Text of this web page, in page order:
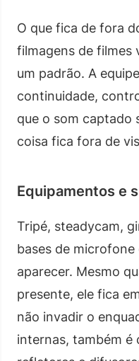
O que fica de fora
filmagens de filmes
um padrão. A
continuidade,
que o som captado
coisa fica fora de
Equipamentos e
Tripé, steadycam,
bases de
aparecer. Mesmo
presente, ele fica
não invadir o
internas, também é